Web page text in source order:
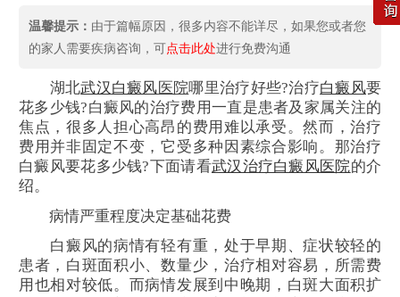
温馨提示： 由于篇幅原因，很多内容不能详尽，如果您或者您
的家人需要疾病咨询，可点击此处进行免费沟通
湖北武汉白癜风 医院哪里治疗好些?治疗白癜风要
花多少钱?白癜风的治疗费用一直是患者及家属关注的
焦点，很多人担心高昂的费用难以承受。然而，治疗
费用并非固定不变，它受多种因素综合影响。那治疗
白癜风要花多少钱?下面请看武汉治疗白癜风医院的介
绍。
病情严重程度决定基础花费
白癜风的病情有轻有重，处于早期、症状较轻的
患者，白斑面积小、数量少，治疗相对容易，所需费
用也相对较低。而病情发展到中晚期，白斑大面积扩